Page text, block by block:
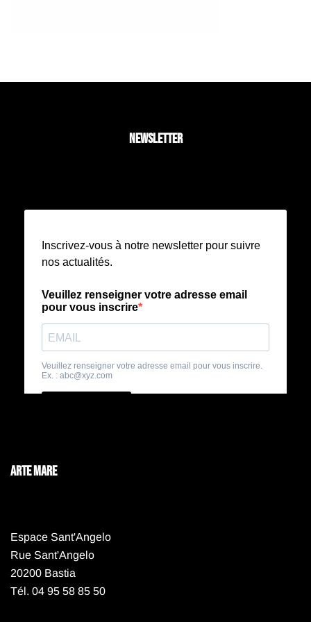
NEWSLETTER
ARTE MARE
Espace Sant'Angelo
Rue Sant'Angelo
20200 Bastia
Tél. 04 95 58 85 50